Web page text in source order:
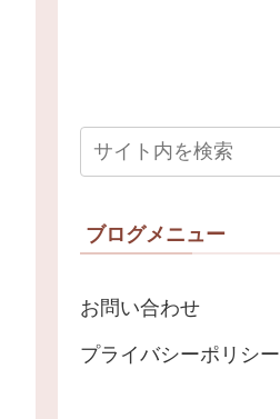
ブログメニュー
お問い合わせ
プライバシーポリシー